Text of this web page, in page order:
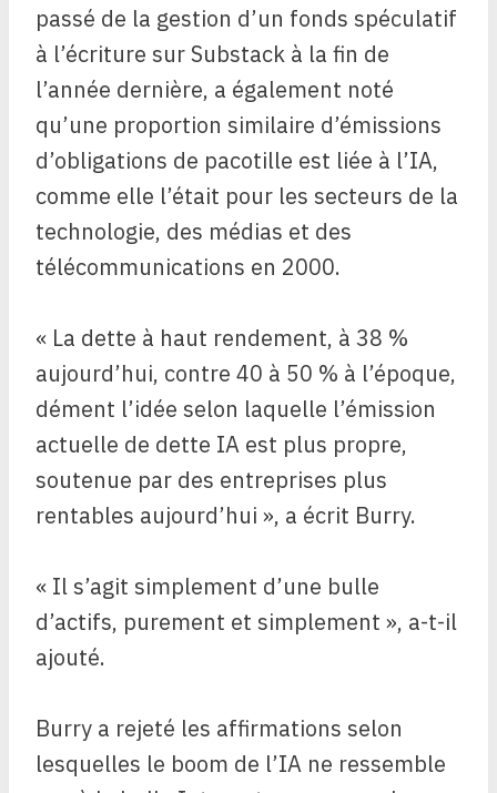
passé de la gestion d’un fonds spéculatif
à l’écriture sur Substack à la fin de
l’année dernière, a également noté
qu’une proportion similaire d’émissions
d’obligations de pacotille est liée à l’IA,
comme elle l’était pour les secteurs de la
technologie, des médias et des
télécommunications en 2000.
« La dette à haut rendement, à 38 %
aujourd’hui, contre 40 à 50 % à l’époque,
dément l’idée selon laquelle l’émission
actuelle de dette IA est plus propre,
soutenue par des entreprises plus
rentables aujourd’hui », a écrit Burry.
« Il s’agit simplement d’une bulle
d’actifs, purement et simplement », a-t-il
ajouté.
Burry a rejeté les affirmations selon
lesquelles le boom de l’IA ne ressemble